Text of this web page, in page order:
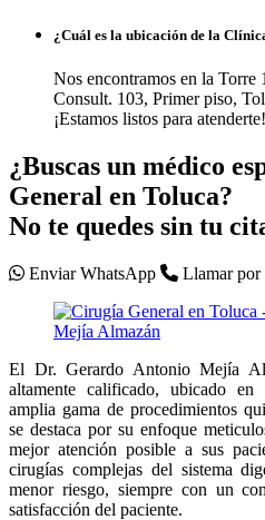
¿Cuál es la ubicación de la
Nos encontramos en la
Consult. 103, Primer piso,
¡Estamos listos para atenderte!
¿Buscas un médico
General en Toluca?
No te quedes sin tu
Enviar WhatsApp Llamar por
El Dr. Gerardo Antonio Mejía
altamente calificado, ubicado
amplia gama de procedimientos
se destaca por su enfoque
mejor atención posible a sus
cirugías complejas del sistema
menor riesgo, siempre con un
satisfacción del paciente.